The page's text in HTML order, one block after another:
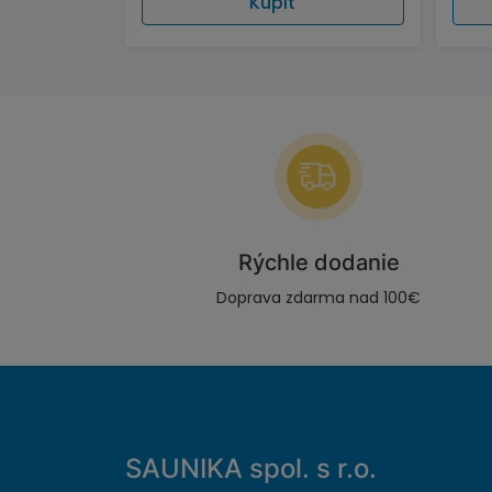
Rýchle dodanie
Doprava zdarma nad 100€
SAUNIKA spol. s r.o.